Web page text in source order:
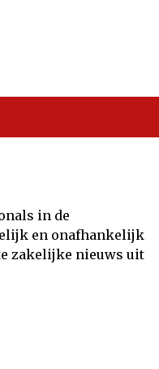
in de
en onafhankelijk
zakelijke nieuws uit